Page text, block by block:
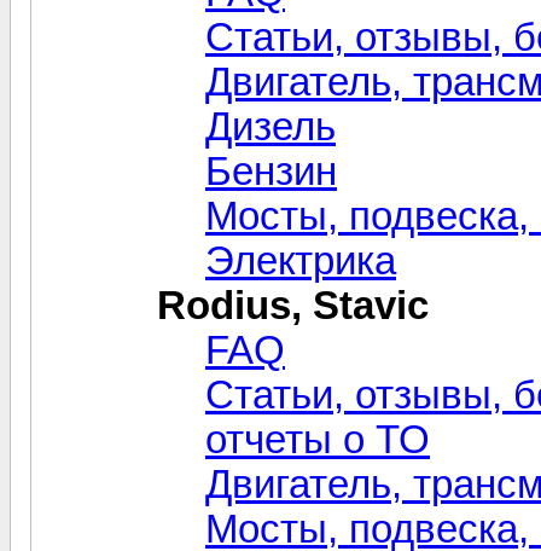
Статьи, отзывы,
Двигатель,
Дизель
Бензин
Мосты,
Электрика
Rodius, Stavic
FAQ
Статьи, отзывы,
отчеты о ТО
Двигатель,
Мосты,